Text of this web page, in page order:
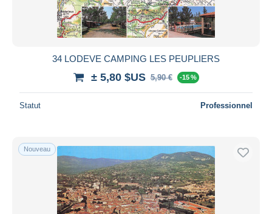
34 LODEVE CAMPING LES PEUPLIERS
± 5,80 $US 5,90 € -15 %
Statut Professionnel
Nouveau